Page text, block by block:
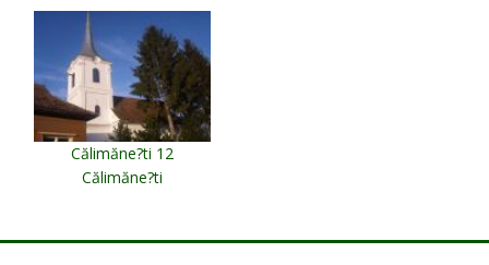
Călimăne?ti 12
Călimăne?ti